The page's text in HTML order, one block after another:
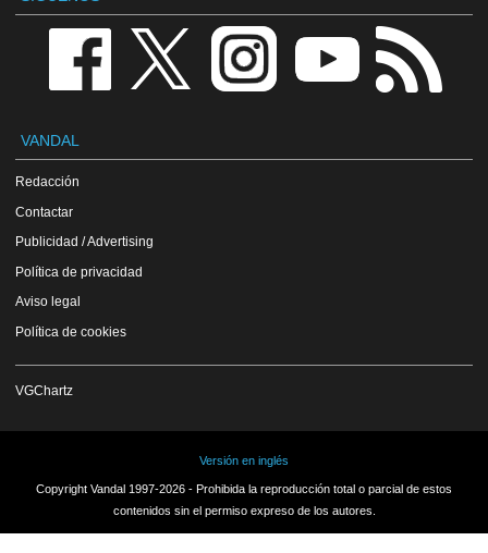
VANDAL
Redacción
Contactar
Publicidad / Advertising
Política de privacidad
Aviso legal
Política de cookies
VGChartz
Versión en inglés
Copyright Vandal 1997-2026 - Prohibida la reproducción total o parcial de estos
contenidos sin el permiso expreso de los autores.